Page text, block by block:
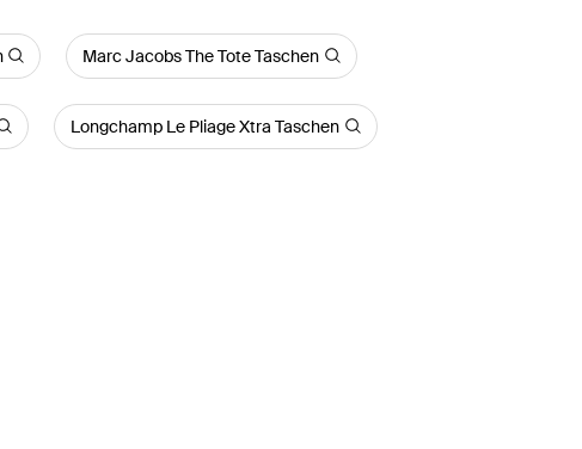
Marc Jacobs The Tote Taschen
Longchamp Le Pliage Xtra Taschen